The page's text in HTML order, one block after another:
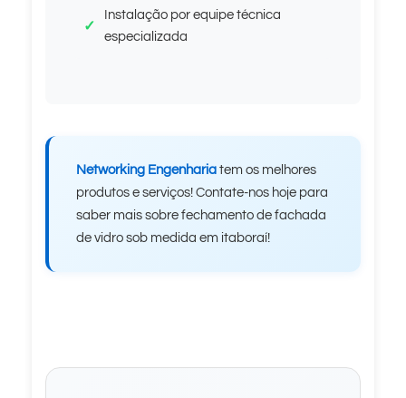
Instalação por equipe técnica
especializada
Networking Engenharia tem os melhores
produtos e serviços! Contate-nos hoje para
saber mais sobre fechamento de fachada
de vidro sob medida em itaboraí!